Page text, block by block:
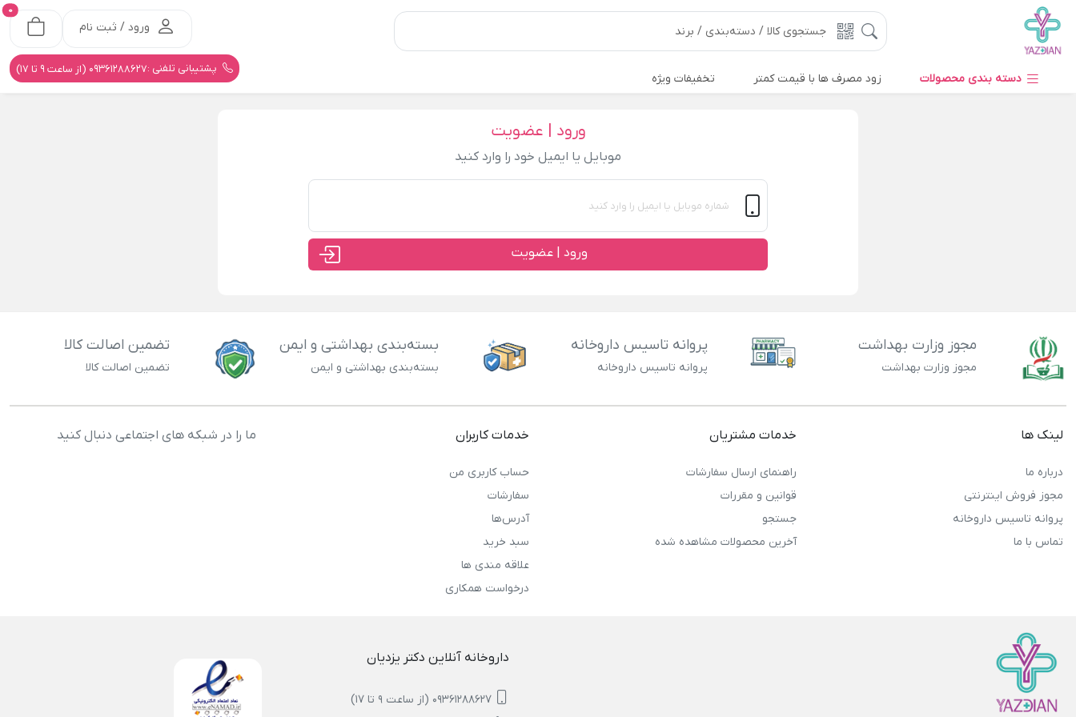
ورود / ثبت نام
0
پشتیبانی تلفنی :09361288627 (از ساعت 9 تا 17)
دسته بندی محصولات زود مصرف ها با قیمت کمتر تخفیفات ویژه
ورود | عضویت
موبایل یا ایمیل خود را وارد کنید
ورود | عضویت
مجوز وزارت بهداشت
مجوز وزارت بهداشت
پروانه تاسیس داروخانه
پروانه تاسیس داروخانه
بسته‌بندی بهداشتی و ایمن
بسته‌بندی بهداشتی و ایمن
تضمین اصالت کالا
تضمین اصالت کالا
لینک ها
درباره ما
مجوز فروش اینترنتی
پروانه تاسیس داروخانه
تماس با ما
خدمات مشتریان
راهنمای ارسال سفارشات
قوانین و مقررات
جستجو
آخرین محصولات مشاهده شده
خدمات کاربران
حساب کاربری من
سفارشات
آدرس‌ها
سبد خرید
علاقه مندی ها
درخواست همکاری
ما را در شبکه های اجتماعی دنبال کنید
داروخانه آنلاین دکتر یزدیان
09361288627 (از ساعت 9 تا 17)